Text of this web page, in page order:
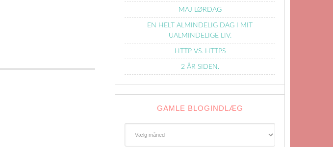
MAJ LØRDAG
EN HELT ALMINDELIG DAG I MIT
UALMINDELIGE LIV.
HTTP VS. HTTPS
2 ÅR SIDEN.
GAMLE BLOGINDLÆG